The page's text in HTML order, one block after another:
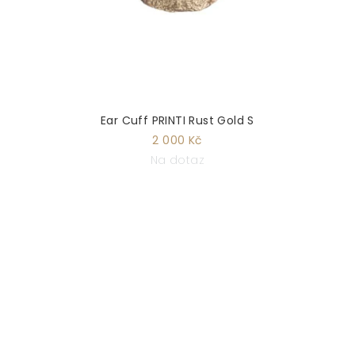
Ear Cuff PRINTI Rust Gold S
2 000 Kč
Na dotaz